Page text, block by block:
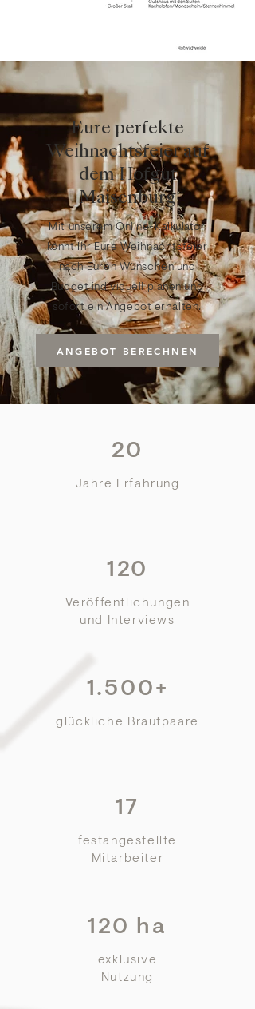
Eure perfekte
Weihnachtsfeier auf
dem Hofgut
Maisenburg
Mit unserem Online-Kalkulator
könnt Ihr Eure Weihnachtsfeier
nach Euren Wünschen und
Budget individuell planen und
sofort ein Angebot erhalten.
ANGEBOT BERECHNEN
20
Jahre Erfahrung
120
Veröffentlichungen
und Interviews
1.500+
glückliche Brautpaare
17
festangestellte
Mitarbeiter
120 ha
exklusive
Nutzung